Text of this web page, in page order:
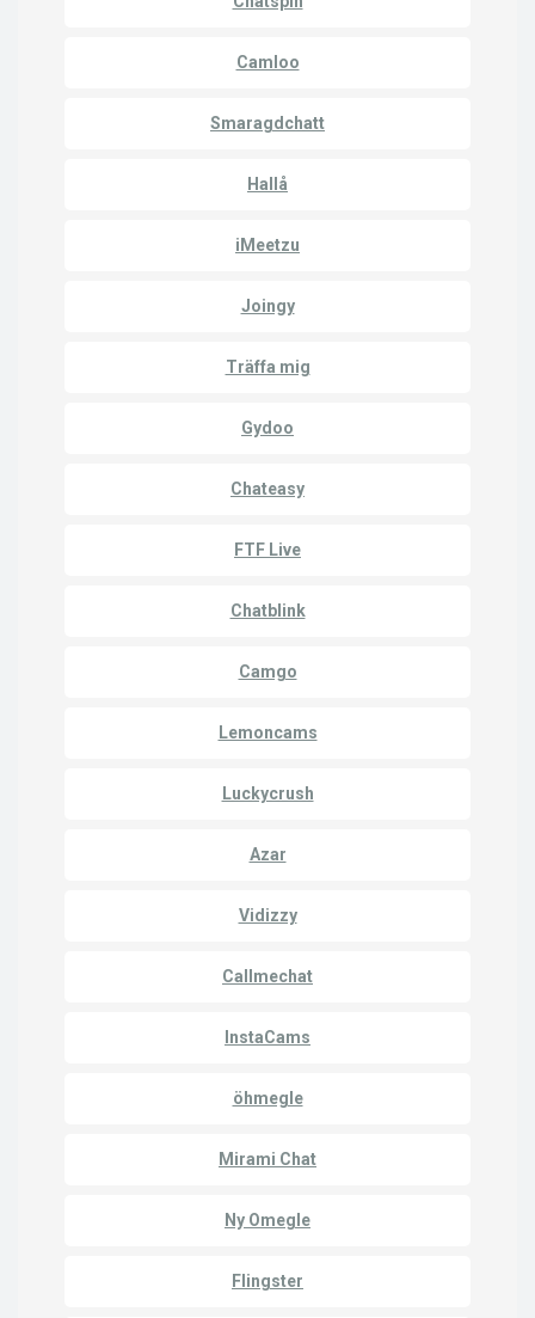
Camloo
Smaragdchatt
Hallå
iMeetzu
Joingy
Träffa mig
Gydoo
Chateasy
FTF Live
Chatblink
Camgo
Lemoncams
Luckycrush
Azar
Vidizzy
Callmechat
InstaCams
öhmegle
Mirami Chat
Ny Omegle
Flingster